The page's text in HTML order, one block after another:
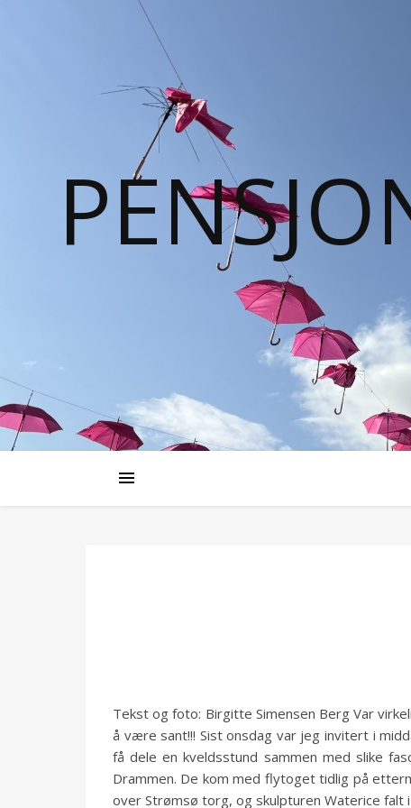
Tekst og foto: Birgitte Simensen Berg Var
å være sant!!! Sist onsdag var jeg invitert i
få dele en kveldsstund sammen med slike
Drammen. De kom med flytoget tidlig på
over Strømsø torg, og skulpturen Waterice falt